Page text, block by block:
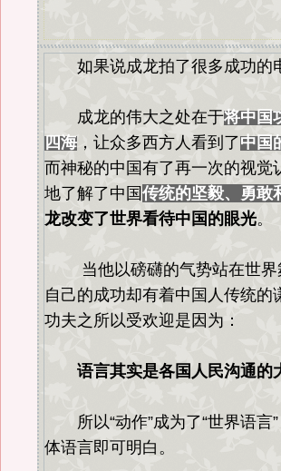
如果说成龙拍了很多成功的
成龙的伟大之处在于将中国
四海 ，让众多西方人看到了中国
而神秘的中国有了再一次的视觉
地了解了中国传统的坚毅、勇敢
龙改变了世界看待中国的眼光。
当他以磅礴的气势站在世界
自己的成功却有着中国人传统
功夫之所以受欢迎是因为：
语言其实是各国人民沟通的
所以“动作”成为了“世界语言
体语言即可明白。